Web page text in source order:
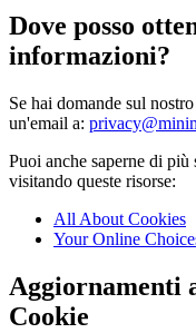
Dove posso
informazioni?
Se hai domande sul
un'email a:
Puoi anche saperne di
visitando queste risorse:
All About Cookies
Your Online
Aggiornamenti
Cookie